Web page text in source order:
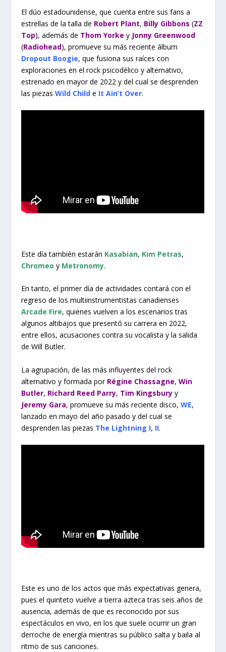
El dúo estadounidense, que cuenta entre sus fans a
estrellas de la talla de Robert Plant, Billy Gibbons (ZZ
Top), además de Thom Yorke y Jonny Greenwood
(Radiohead),promueve su más reciente álbum
Dropout Boogie, que fusiona sus raíces con
exploraciones en el rock psicodélico y alternativo,
estrenado en mayor de 2022 y del cual se desprenden
las piezasWild Child e It Ain’t Over.
Este día también estarán Kasabian, Kim Petras,
Chromeo y Metronomy.
En tanto, el primer día de actividades contará con el
regreso de los multiinstrumentistas canadienses
Arcade Fire, quienes vuelven a los escenarios tras
algunos altibajos que presentó su carrera en 2022,
entre ellos, acusaciones contra su vocalista y la salida
de Will Butler.
La agrupación, de las más influyentes del rock
alternativo y formada por Régine Chassagne,Win
Butler, Richard Reed Parry, Tim Kingsbury y
Jeremy Gara, promueve su más reciente disco,WE,
lanzado en mayo del año pasado y del cual se
desprenden las piezas The Lightning I, II.
Este es uno de los actos que más expectativas genera,
pues el quinteto vuelve a tierra azteca tras seis años de
ausencia, además de que es reconocido por sus
espectáculos en vivo, en los que suele ocurrir un gran
derroche de energía mientras su público salta y baila al
ritmo de sus canciones.